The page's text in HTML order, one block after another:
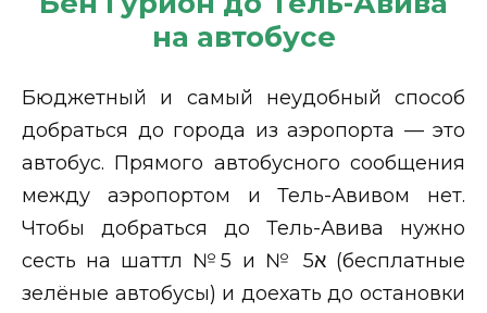
на автобусе
Бюджетный и самый неудобный способ
добраться до города из аэропорта — это
автобус. Прямого автобусного сообщения
между аэропортом и Тель-Авивом нет.
Чтобы добраться до Тель-Авива нужно
сесть на шаттл №5 и № 5א (бесплатные
зелёные автобусы) и доехать до остановки